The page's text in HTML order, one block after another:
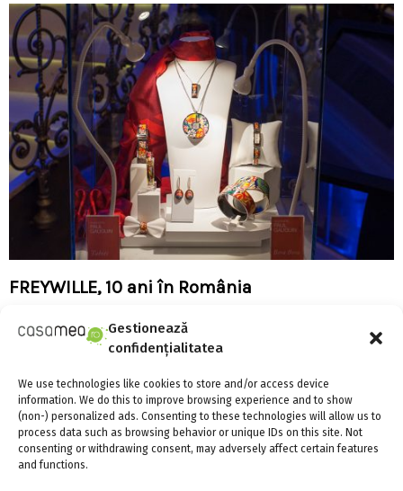
Gestionează
confidențialitatea
We use technologies like cookies to store and/or access device
information. We do this to improve browsing experience and to show
(non-) personalized ads. Consenting to these technologies will allow us to
process data such as browsing behavior or unique IDs on this site. Not
consenting or withdrawing consent, may adversely affect certain features
and functions.
FREYWILLE, 10 ani în România